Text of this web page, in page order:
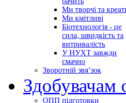
Ми творчі та
Ми кмітливі
Біотехнологія - це
сила, швидкість та
витривалість
У НУХТ завжди
смачно
Зворотній звя’зок
Здобувачам
ОПП підготовки